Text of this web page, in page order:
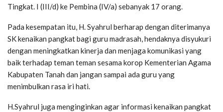
Tingkat. I (III/d) ke Pembina (IV/a) sebanyak 17 orang.
Pada kesempatan itu, H. Syahrul berharap dengan diterimanya
SK kenaikan pangkat bagi guru madrasah, hendaknya disyukuri
dengan meningkatkan kinerja dan menjaga komunikasi yang
baik terhadap teman teman sesama korop Kementerian Agama
Kabupaten Tanah dan jangan sampai ada guru yang
menimbulkan rasa iri hati.
H.Syahrul juga menginginkan agar informasi kenaikan pangkat